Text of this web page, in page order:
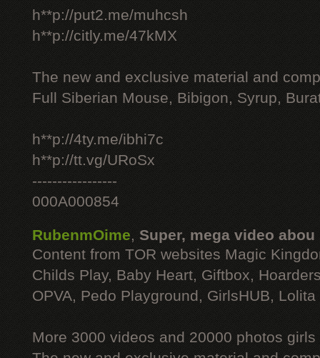
h**p://put2.me/muhcsh
h**p://citly.me/47kMX
The new and exclusive material and
Full Siberian Mouse, Bibigon, Syrup,
h**p://4ty.me/ibhi7c
h**p://tt.vg/URoSx
-----------------
000A000854
RubenmOime, Super, mega video abou
Content from TOR websites Magic
Childs Play, Baby Heart, Giftbox,
OPVA, Pedo Playground, GirlsHUB, Lolita
More 3000 videos and 20000 photos